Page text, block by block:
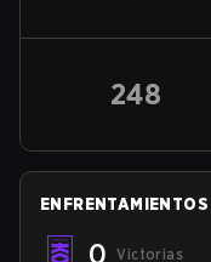
248
0 Victorias